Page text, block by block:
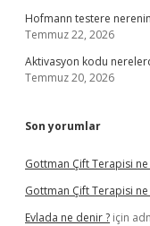
Hofmann testere
Temmuz 22, 2026
Aktivasyon kodu
Temmuz 20, 2026
Son yorumlar
Gottman Çift Terapisi
Gottman Çift Terapisi
Evlada ne denir ? için